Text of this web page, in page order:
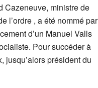
Cazeneuve, ministre de
l’ordre , a été nommé par
d’un Manuel Valls
Pour succéder à
jusqu’alors président du